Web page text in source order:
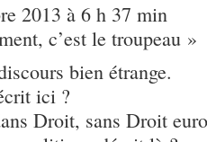
2013 à 6 h 37 min
c’est le troupeau »
bien étrange.
ici ?
Droit, sans Droit